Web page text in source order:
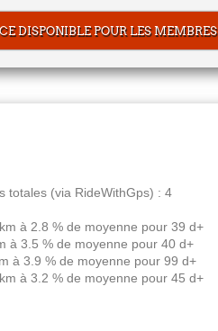
DISPONIBLE POUR LES MEMBRES
totales (via RideWithGps) : 4
à 2.8 % de moyenne pour 39 d+
à 3.5 % de moyenne pour 40 d+
à 3.9 % de moyenne pour 99 d+
à 3.2 % de moyenne pour 45 d+